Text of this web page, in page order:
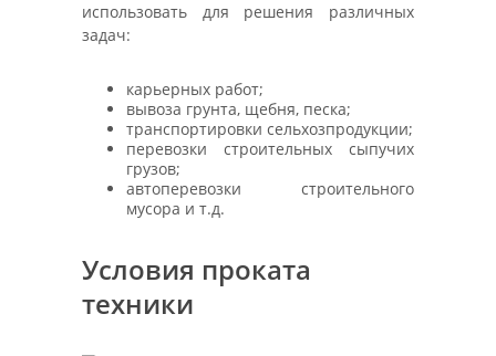
использовать для решения различных
задач:
карьерных работ;
вывоза грунта, щебня, песка;
транспортировки сельхозпродукции;
перевозки строительных сыпучих
грузов;
автоперевозки строительного
мусора и т.д.
Условия проката
техники